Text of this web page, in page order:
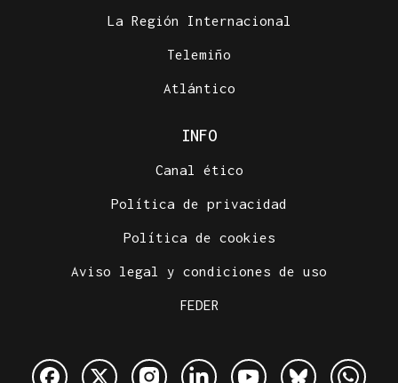
La Región Internacional
Telemiño
Atlántico
INFO
Canal ético
Política de privacidad
Política de cookies
Aviso legal y condiciones de uso
FEDER